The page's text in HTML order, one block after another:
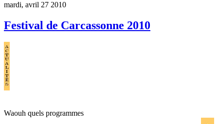
mardi, avril 27 2010
Festival de Carcassonne 2010
Waouh quels programmes